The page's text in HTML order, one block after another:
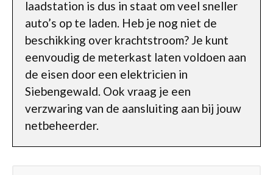
laadstation is dus in staat om veel sneller
auto’s op te laden. Heb je nog niet de
beschikking over krachtstroom? Je kunt
eenvoudig de meterkast laten voldoen aan
de eisen door een elektricien in
Siebengewald. Ook vraag je een
verzwaring van de aansluiting aan bij jouw
netbeheerder.